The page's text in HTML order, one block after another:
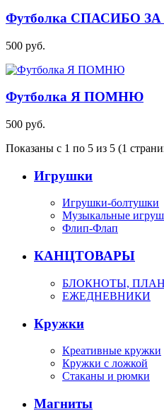
Футболка СПАСИБО
500 руб.
Футболка Я ПОМНЮ
500 руб.
Показаны с 1 по 5 из 5 (1
Игрушки
Игрушки-болтушки
Музыкальные
Флип-Флап
КАНЦТОВАРЫ
БЛОКНОТЫ,
ЕЖЕДНЕВНИКИ
Кружки
Креативные кружки
Кружки с ложкой
Стаканы и рюмки
Магниты